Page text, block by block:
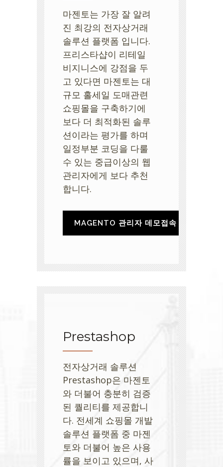
마젠토는 가장 잘 알려
진 최강의 전자상거래
솔루션 플랫폼 입니다.
프리스타샵이 리테일
비지니스에 강점을 두
고 있다면 마젠토는 대
규모 홀세일 도매관련
쇼핑몰을 구축하기에
보다 더 최적화된 솔루
션이라는 평가를 하며
일정부분 코딩을 다룰
수 있는 중급이상의 웹
관리자에게 보다 추천
합니다.
MAGENTO 관리자 데모접속
Prestashop
전자상거래 솔루션
Prestashop은 마젠토
와 더불어 충분히 검증
된 퀄리티를 제공합니
다. 전세계 쇼핑몰 개발
솔루션 플랫폼 중 마젠
토와 더불어 높은 사용
률을 보이고 있으며, 사